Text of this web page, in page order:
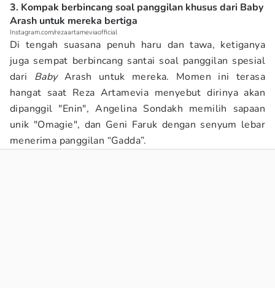
3. Kompak berbincang soal panggilan khusus dari Baby
Arash untuk mereka bertiga
Instagram.com/rezaartameviaofficial
Di tengah suasana penuh haru dan tawa, ketiganya
juga sempat berbincang santai soal panggilan spesial
dari BabyArash untuk mereka. Momen ini terasa
hangat saat Reza Artamevia menyebut dirinya akan
dipanggil "Enin", Angelina Sondakh memilih sapaan
unik "Omagie", dan Geni Faruk dengan senyum lebar
menerima panggilan “Gadda”.